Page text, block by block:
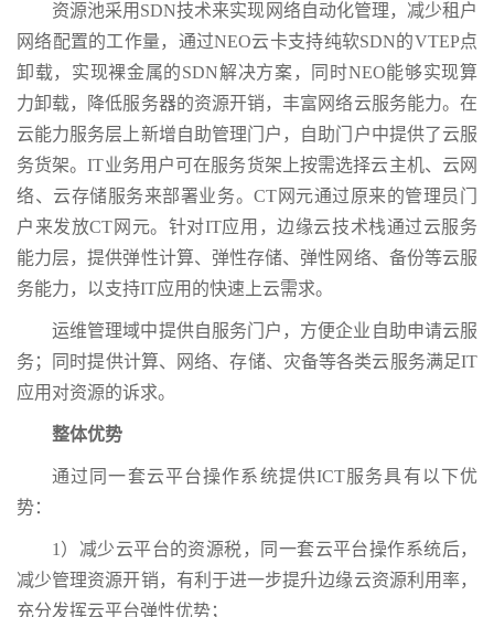
资源池采用SDN技术来实现网络自动化管理，减少租户
网络配置的工作量，通过NEO云卡支持纯软SDN的VTEP点
卸载，实现裸金属的SDN解决方案，同时NEO能够实现算
力卸载，降低服务器的资源开销，丰富网络云服务能力。在
云能力服务层上新增自助管理门户，自助门户中提供了云服
务货架。IT业务用户可在服务货架上按需选择云主机、云网
络、云存储服务来部署业务。CT网元通过原来的管理员门
户来发放CT网元。针对IT应用，边缘云技术栈通过云服务
能力层，提供弹性计算、弹性存储、弹性网络、备份等云服
务能力，以支持IT应用的快速上云需求。
运维管理域中提供自服务门户，方便企业自助申请云服
务；同时提供计算、网络、存储、灾备等各类云服务满足IT
应用对资源的诉求。
整体优势
通过同一套云平台操作系统提供ICT服务具有以下优
势：
1）减少云平台的资源税，同一套云平台操作系统后，
减少管理资源开销，有利于进一步提升边缘云资源利用率，
充分发挥云平台弹性优势；